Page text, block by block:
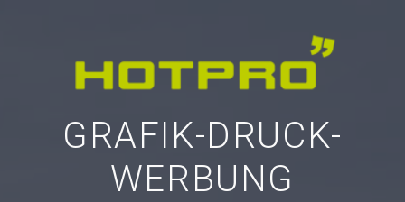
GRAFIK-DRUCK-
WERBUNG